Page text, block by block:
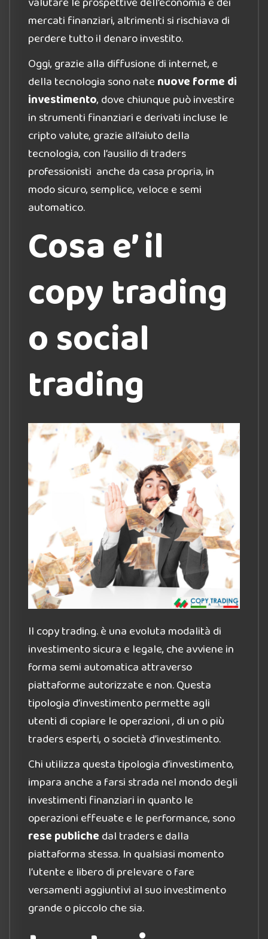
mercati finanziari, altrimenti si rischiava di
perdere tutto il denaro investito.
Oggi, grazie alla diffusione di internet, e
della tecnologia sono nate nuove forme di
investimento, dove chiunque può investire
in strumenti finanziari e derivati incluse le
cripto valute, grazie all’aiuto della
tecnologia, con l’ausilio di traders
professionisti anche da casa propria, in
modo sicuro, semplice, veloce e semi
automatico.
Cosa e’ il
copy trading
o social
trading
Il copy trading. è una evoluta modalità di
investimento sicura e legale, che avviene in
forma semi automatica attraverso
piattaforme autorizzate e non. Questa
tipologia d’investimento permette agli
utenti di copiare le operazioni , di un o più
traders esperti, o società d’investimento.
Chi utilizza questa tipologia d’investimento,
impara anche a farsi strada nel mondo degli
investimenti finanziari in quanto le
operazioni effeuate e le performance, sono
rese publiche dal traders e dalla
piattaforma stessa. In qualsiasi momento
l’utente e libero di prelevare o fare
versamenti aggiuntivi al suo investimento
grande o piccolo che sia.